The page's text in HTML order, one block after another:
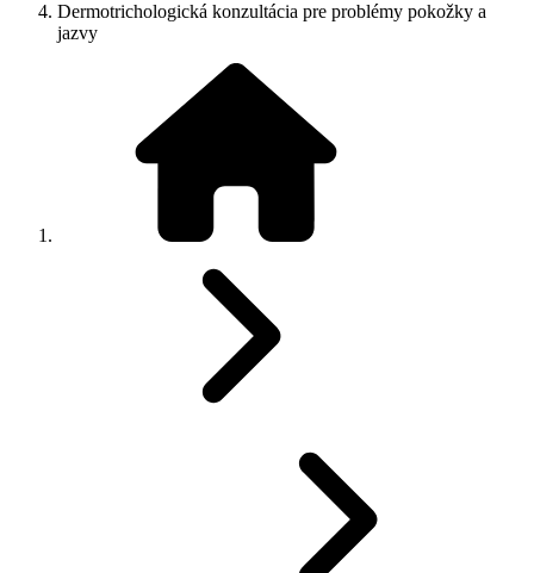
Dermotrichologická konzultácia pre problémy pokožky a
jazvy